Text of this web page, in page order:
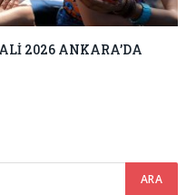
2026 ANKARA’DA